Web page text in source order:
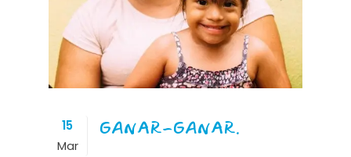
15
Mar
GANAR-GANAR.